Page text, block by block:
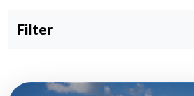
Filter